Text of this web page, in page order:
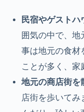
民宿やゲストハ
囲気の中で、
事は地元の食材
ことが多く、家
地元の商店街を
店街を歩いてみ